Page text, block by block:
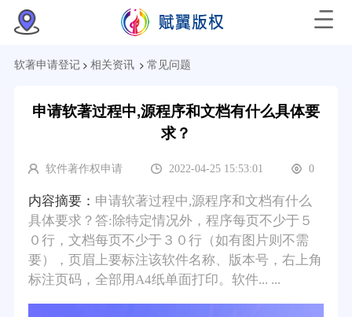
软著申请登记> 相关资讯> 常见问题
申请软著过程中,源程序和文档有什么具体要
求？
软件著作权申请 2022-04-25 15:53:01 0
内容摘要： 申请软著过程中,源程序和文档有什么
具体要求？答:除特定情况外，程序每页不少于５
０行，文档每页不少于３０行（如有图片则不需
要），页眉上要标注该软件名称、版本号，右上角
标注页码，全部用A4纸单面打印。软件... ...